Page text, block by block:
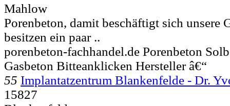
Mahlow
Porenbeton, damit beschäftigt sich unsere
besitzen ein paar ..
porenbeton-fachhandel.de Porenbeton
Gasbeton Bitteanklicken Hersteller â€“
55 Implantatzentrum Blankenfelde - Dr.
15827